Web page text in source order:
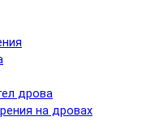
дрова
на дровах